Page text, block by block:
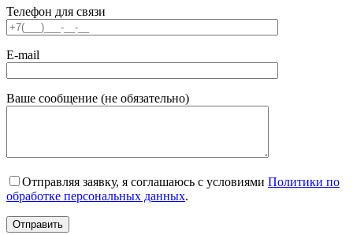
Телефон для связи
E-mail
Ваше сообщение (не обязательно)
Отправляя заявку, я соглашаюсь с условиями Политики по
обработке персональных данных.